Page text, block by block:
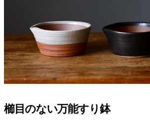
櫛目のない万能すり鉢